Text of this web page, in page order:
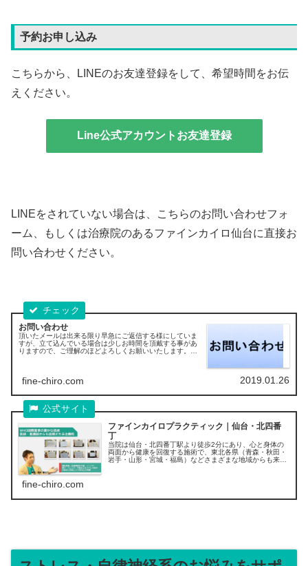
予約お申し込み
こちらから、LINEのお友達登録をして、希望時間をお伝
えください。
Line公式アカウントお友達登録
LINEをされていない場合は、こちらのお問い合わせフォ
ーム、もしくは治療院のあるファインカイロ仙台に直接お
問い合わせください。
お問い合わせ
頂いたメールは出来る限り早急にご返信する様にしていま
すが、立て込んでいる場合は少しお時間を頂戴する事があ
りますので、ご理解のほどよろしくお願いいたします。数
fine-chiro.com 2019.01.26
ファインカイロプラクティック｜仙台・北四番
丁
当院は仙台・北四番丁駅より徒歩2分にあり、心と身体の
両面から健康を回復する施術で、東北各県（青森・秋田・
岩手・山形・宮城・福島）などさまざまな地域からも来院
fine-chiro.com